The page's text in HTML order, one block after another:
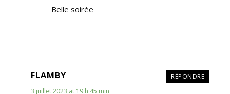
Belle soirée
RÉPONDRE
FLAMBY
3 juillet 2023 at 19 h 45 min